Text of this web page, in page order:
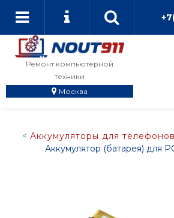
Ремонт компьютерной
техники
Москва
Аккумуляторы для телефонов
Аккумулятор (батарея) для